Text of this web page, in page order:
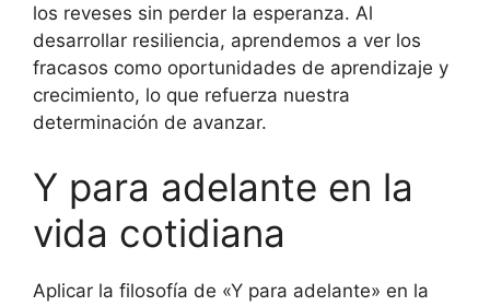
los reveses sin perder la esperanza. Al
desarrollar resiliencia, aprendemos a ver los
fracasos como oportunidades de aprendizaje y
crecimiento, lo que refuerza nuestra
determinación de avanzar.
Y para adelante en la
vida cotidiana
Aplicar la filosofía de «Y para adelante» en la